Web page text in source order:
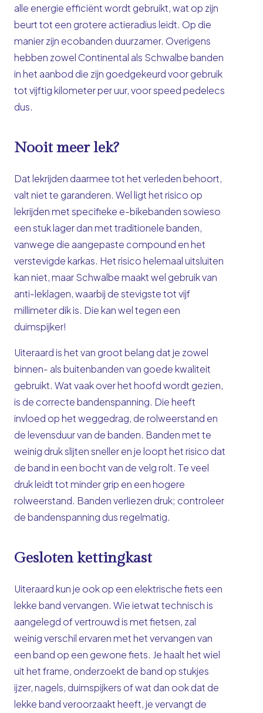
alle energie efficiënt wordt gebruikt, wat op zijn
beurt tot een grotere actieradius leidt. Op die
manier zijn ecobanden duurzamer. Overigens
hebben zowel Continental als Schwalbe banden
in het aanbod die zijn goedgekeurd voor gebruik
tot vijftig kilometer per uur, voor speed pedelecs
dus.
Nooit meer lek?
Dat lekrijden daarmee tot het verleden behoort,
valt niet te garanderen. Wel ligt het risico op
lekrijden met specifieke e-bikebanden sowieso
een stuk lager dan met traditionele banden,
vanwege die aangepaste compound en het
verstevigde karkas. Het risico helemaal uitsluiten
kan niet, maar Schwalbe maakt wel gebruik van
anti-leklagen, waarbij de stevigste tot vijf
millimeter dik is. Die kan wel tegen een
duimspijker!
Uiteraard is het van groot belang dat je zowel
binnen- als buitenbanden van goede kwaliteit
gebruikt. Wat vaak over het hoofd wordt gezien,
is de correcte bandenspanning. Die heeft
invloed op het weggedrag, de rolweerstand en
de levensduur van de banden. Banden met te
weinig druk slijten sneller en je loopt het risico dat
de band in een bocht van de velg rolt. Te veel
druk leidt tot minder grip en een hogere
rolweerstand. Banden verliezen druk; controleer
de bandenspanning dus regelmatig.
Gesloten kettingkast
Uiteraard kun je ook op een elektrische fiets een
lekke band vervangen. Wie ietwat technisch is
aangelegd of vertrouwd is met fietsen, zal
weinig verschil ervaren met het vervangen van
een band op een gewone fiets. Je haalt het wiel
uit het frame, onderzoekt de band op stukjes
ijzer, nagels, duimspijkers of wat dan ook dat de
lekke band veroorzaakt heeft, je vervangt de